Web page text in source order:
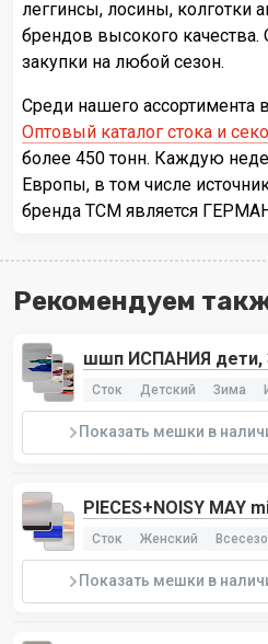
леггинсы, лосины, колготки
брендов высокого качества.
закупки на любой сезон.
Среди нашего ассортимента
Оптовый каталог стока и
более 450 тонн. Каждую
Европы, в том числе
бренда TCM является
Рекомендуем
шшп ИСПАНИЯ дети,
Сток Детский Зима
Показать мешки в
PIECES+NOISY MAY
Сток Женский
Показать мешки в